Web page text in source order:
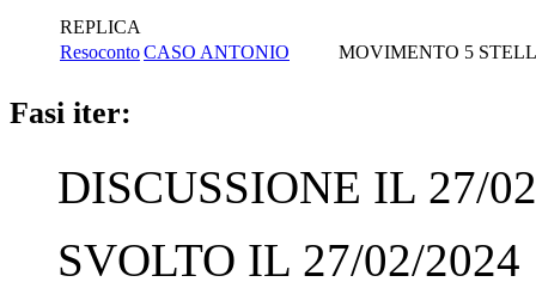
REPLICA
ResocontoCASO ANTONIO MOVIMENTO 5
Fasi iter:
DISCUSSIONE IL 27/
SVOLTO IL 27/02/2024